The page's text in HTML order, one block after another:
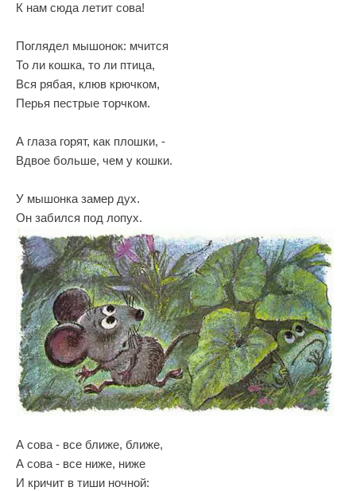
К нам сюда летит сова!
Поглядел мышонок: мчится
То ли кошка, то ли птица,
Вся рябая, клюв крючком,
Перья пестрые торчком.
А глаза горят, как плошки, -
Вдвое больше, чем у кошки.
У мышонка замер дух.
Он забился под лопух.
А сова - все ближе, ближе,
А сова - все ниже, ниже
И кричит в тиши ночной: